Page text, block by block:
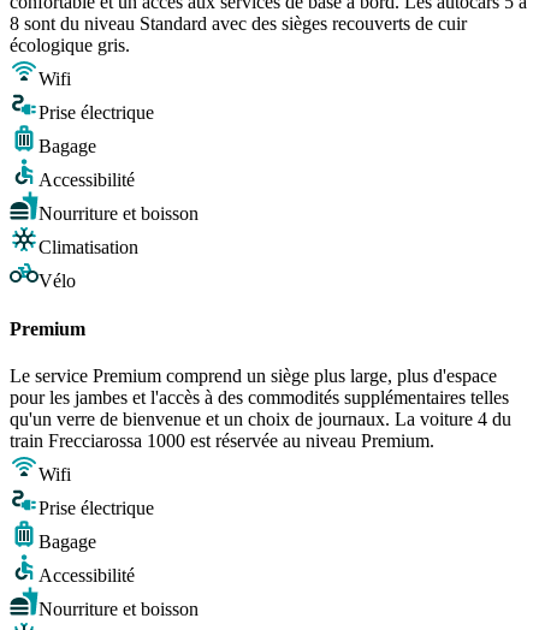
8 sont du niveau Standard avec des sièges recouverts de cuir
écologique gris.
Wifi
Prise électrique
Bagage
Accessibilité
Nourriture et boisson
Climatisation
Vélo
Premium
Le service Premium comprend un siège plus large, plus d'espace
pour les jambes et l'accès à des commodités supplémentaires telles
qu'un verre de bienvenue et un choix de journaux. La voiture 4 du
train Frecciarossa 1000 est réservée au niveau Premium.
Wifi
Prise électrique
Bagage
Accessibilité
Nourriture et boisson